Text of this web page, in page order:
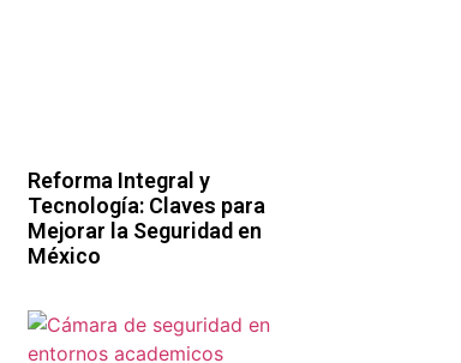
Reforma Integral y
Tecnología: Claves para
Mejorar la Seguridad en
México